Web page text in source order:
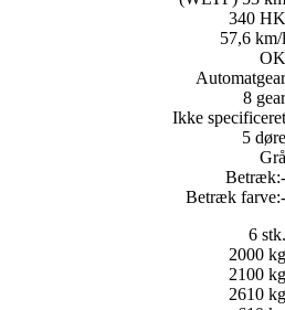
340 HK
57,6 km/l
OK
Automatgear
8 gear
Ikke specificeret
5 døre
Grå
Betræk:-
Betræk farve:-
6 stk.
2000 kg
2100 kg
2610 kg